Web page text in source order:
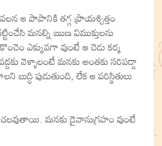
ఆ పాపానికి తగ్గ ప్రాయశ్చిత్తం
మనల్ని ఋణ విముక్తులను
ఎక్కువగా వుంటే ఆ చెడు కర్మ
వెళ్ళాలంటే మనకు అంతకు సరిపడ్డా
పుడుతుంది, లేక ఆ పరిస్థితులు
మనకు దైవానుగ్రహం వుంటే